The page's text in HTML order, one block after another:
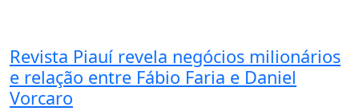
Revista Piauí revela negócios milionários
e relação entre Fábio Faria e Daniel
Vorcaro